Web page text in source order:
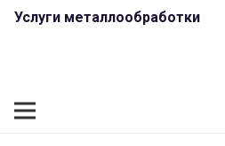
Услуги металлообработки